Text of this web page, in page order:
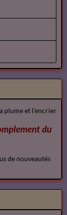
du
de nouveautés